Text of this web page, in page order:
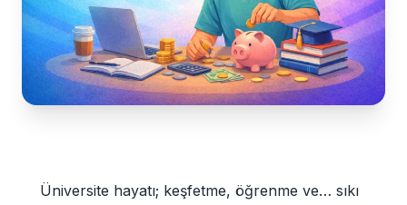
Üniversite hayatı; keşfetme, öğrenme ve… sıkı